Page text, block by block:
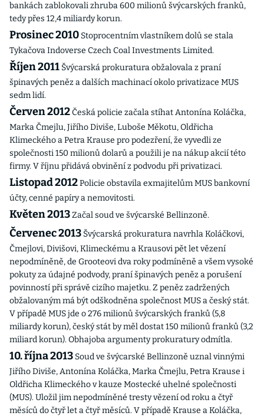
bankách zablokovali zhruba 600 milionů švýcarských franků,
tedy přes 12,4 miliardy korun.
Prosinec 2010 Stoprocentním vlastníkem dolů se stala
Tykačova Indoverse Czech Coal Investments Limited.
Říjen 2011 Švýcarská prokuratura obžalovala z praní
špinavých peněz a dalších machinací okolo privatizace MUS
sedm lidí.
Červen 2012Česká policie začala stíhat Antonína Koláčka,
Marka Čmejlu, Jiřího Diviše, Luboše Měkotu, Oldřicha
Klimeckého a Petra Krause pro podezření, že vyvedli ze
společnosti 150 milionů dolarů a použili je na nákup akcií této
firmy. V říjnu přidává obvinění z podvodu při privatizaci.
Listopad 2012Policie obstavila exmajitelům MUS bankovní
účty, cenné papíry a nemovitosti.
Květen 2013Začal soud ve švýcarské Bellinzoně.
Červenec 2013 Švýcarská prokuratura navrhla Koláčkovi,
Čmejlovi, Divišovi, Klimeckému a Krausovi pět let vězení
nepodmíněně, de Grooteovi dva roky podmíněně a všem vysoké
pokuty za údajné podvody, praní špinavých peněz a porušení
povinností při správě cizího majetku. Z peněz zadržených
obžalovaným má být odškodněna společnost MUS a český stát.
V případě MUS jde o 276 milionů švýcarských franků (5,8
miliardy korun), český stát by měl dostat 150 milionů franků (3,2
miliard korun). Obhajoba argumenty prokuratury odmítla.
10. října 2013 Soud ve švýcarské Bellinzoně uznal vinnými
Jiřího Diviše, Antonína Koláčka, Marka Čmejlu, Petra Krause i
Oldřicha Klimeckého v kauze Mostecké uhelné společnosti
(MUS). Uložil jim nepodmíněné tresty vězení od roku a čtyř
měsíců do čtyř let a čtyř měsíců. V případě Krause a Koláčka,